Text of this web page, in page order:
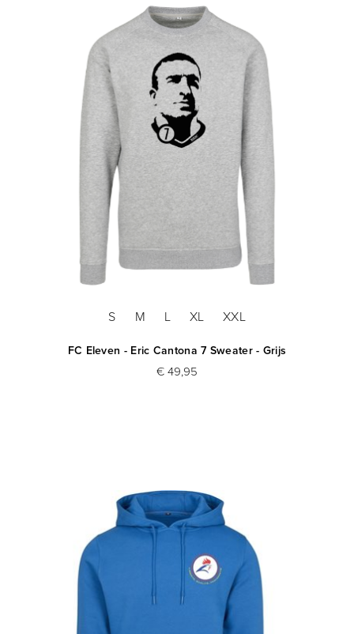
S M L XL XXL
FC Eleven - Eric Cantona 7 Sweater - Grijs
€ 49,95